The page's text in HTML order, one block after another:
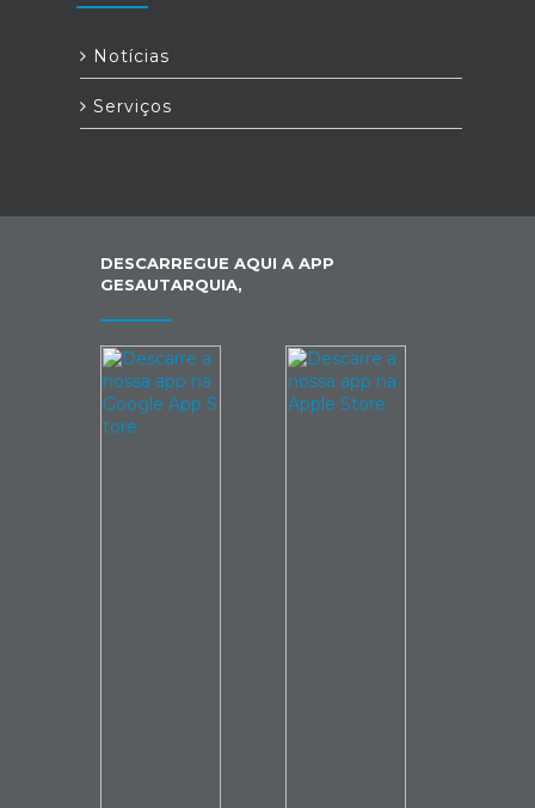
Notícias
Serviços
DESCARREGUE AQUI A APP
GESAUTARQUIA,